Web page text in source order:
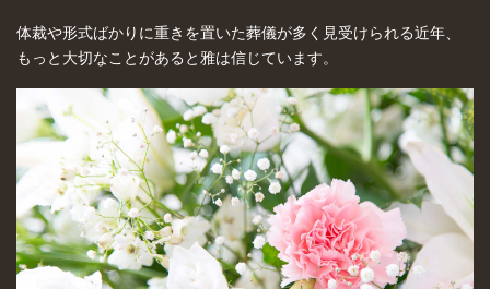
体裁や形式ばかりに重きを置いた葬儀が多く見受けられる近年、
もっと大切なことがあると雅は信じています。